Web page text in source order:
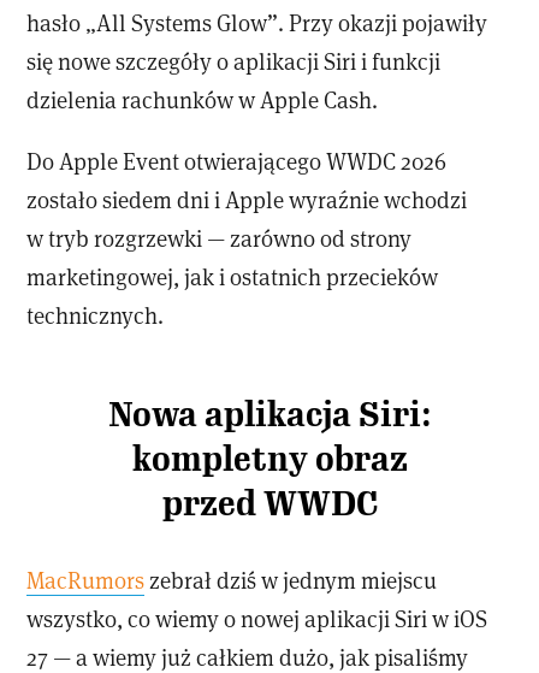
hasło „All Systems Glow”. Przy okazji pojawiły
się nowe szczegóły o aplikacji Siri i funkcji
dzielenia rachunków w Apple Cash.
Do Apple Event otwierającego WWDC 2026
zostało siedem dni i Apple wyraźnie wchodzi
w tryb rozgrzewki — zarówno od strony
marketingowej, jak i ostatnich przecieków
technicznych.
Nowa aplikacja Siri:
kompletny obraz
przed WWDC
MacRumors zebrał dziś w jednym miejscu
wszystko, co wiemy o nowej aplikacji Siri w iOS
27 — a wiemy już całkiem dużo, jak pisaliśmy